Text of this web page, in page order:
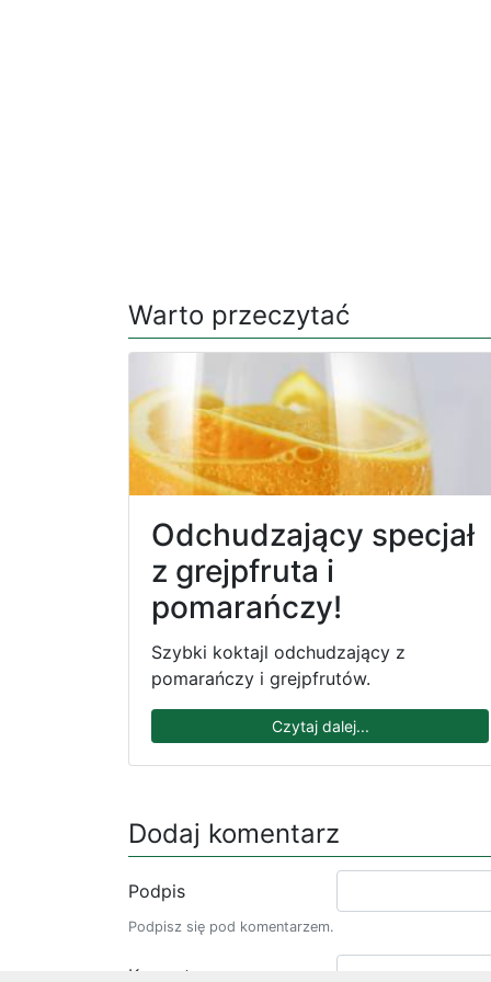
Warto przeczytać
Odchudzający specjał
z grejpfruta i
pomarańczy!
Szybki koktajl odchudzający z
pomarańczy i grejpfrutów.
Czytaj dalej...
Dodaj komentarz
Podpis
Podpisz się pod komentarzem.
Komentarz